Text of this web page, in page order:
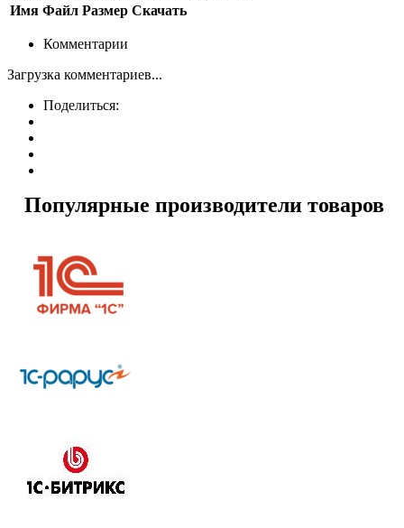
Имя Файл Размер Скачать
Комментарии
Загрузка комментариев...
Поделиться:
Популярные производители товаров